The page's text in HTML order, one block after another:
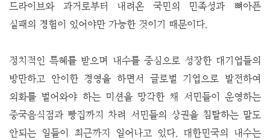
드라이브와 과거로부터 내려온 국민의 민족성과 뼈아픈
실패의 경험이 있어야만 가능한 것이기 때문이다.
정치적인 특혜를 받으며 내수를 중심으로 성장한 대기업들의
방만하고 안이한 경영을 하면서 글로벌 기업으로 발전하여
외화를 벌어와야 하는 미션을 망각한 채 서민들이 운영하는
중국음식점과 빵집까지 차려 서민들의 상권을 침탈하는 말도
안되는 일들이 최근까지 일어나고 있다. 대한민국의 내수는